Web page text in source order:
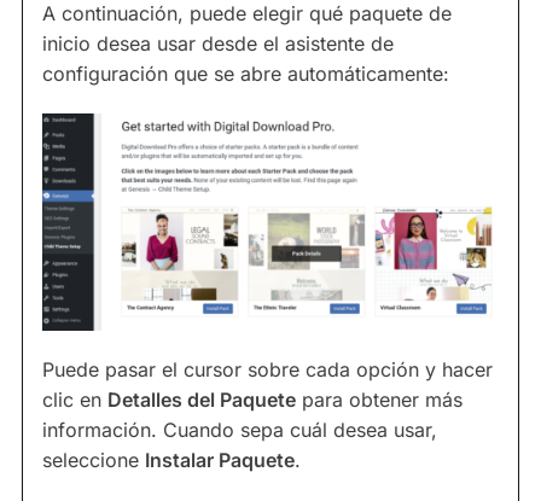
A continuación, puede elegir qué paquete de
inicio desea usar desde el asistente de
configuración que se abre automáticamente:
Puede pasar el cursor sobre cada opción y hacer
clic en Detalles del Paquete para obtener más
información. Cuando sepa cuál desea usar,
seleccione Instalar Paquete.